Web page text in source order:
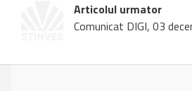
Articolul urmator
Comunicat DIGI, 03